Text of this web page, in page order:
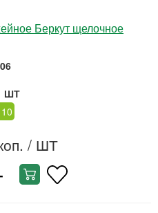
Беркут щелочное
ШТ
/ ШТ